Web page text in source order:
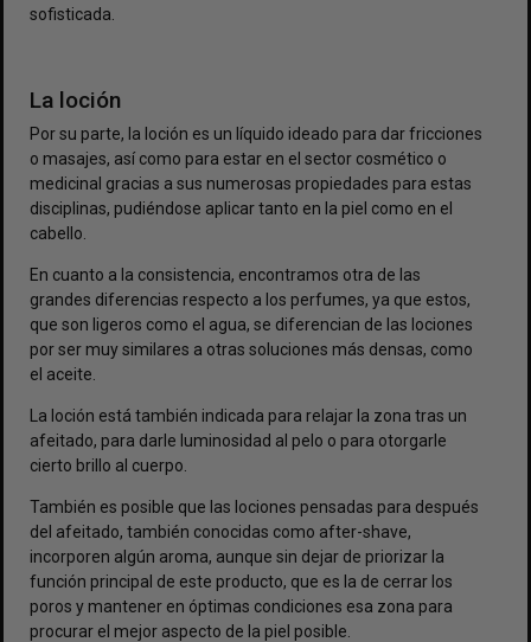
sofisticada.
La loción
Por su parte, la loción es un líquido ideado para dar fricciones
o masajes, así como para estar en el sector cosmético o
medicinal gracias a sus numerosas propiedades para estas
disciplinas, pudiéndose aplicar tanto en la piel como en el
cabello.
En cuanto a la consistencia, encontramos otra de las
grandes diferencias respecto a los perfumes, ya que estos,
que son ligeros como el agua, se diferencian de las lociones
por ser muy similares a otras soluciones más densas, como
el aceite.
La loción está también indicada para relajar la zona tras un
afeitado, para darle luminosidad al pelo o para otorgarle
cierto brillo al cuerpo.
También es posible que las lociones pensadas para después
del afeitado, también conocidas como after-shave,
incorporen algún aroma, aunque sin dejar de priorizar la
función principal de este producto, que es la de cerrar los
poros y mantener en óptimas condiciones esa zona para
procurar el mejor aspecto de la piel posible.